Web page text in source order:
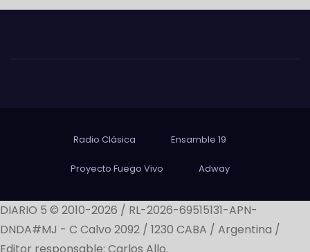
Radio Clásica Ensamble 19
Proyecto Fuego Vivo Adway
DIARIO 5 © 2010-2026 / RL-2026-69515131-APN-
DNDA#MJ - C Calvo 2092 / 1230 CABA / Argentina /